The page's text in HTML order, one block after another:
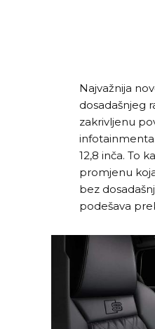
Najvažnija
dosadašnjeg
zakrivljenu
12,8 inča. To
promjenu
bez
podešava